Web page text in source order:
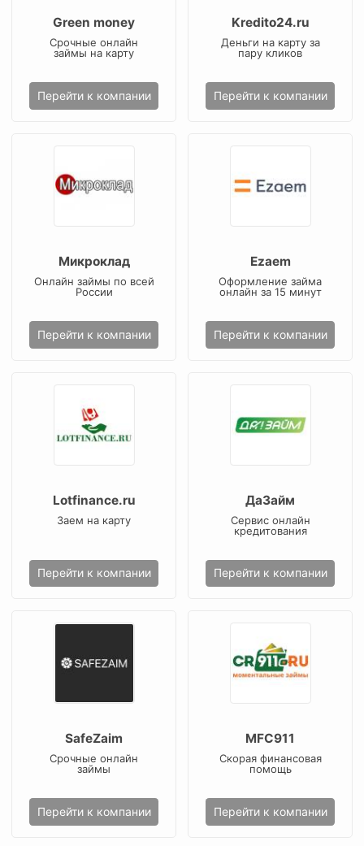
Green money
Срочные онлайн
займы на карту
Перейти к компании
Kredito24.ru
Деньги на карту за
пару кликов
Перейти к компании
Микроклад
Онлайн займы по всей
России
Перейти к компании
Ezaem
Оформление займа
онлайн за 15 минут
Перейти к компании
Lotfinance.ru
Заем на карту
Перейти к компании
ДаЗайм
Сервис онлайн
кредитования
Перейти к компании
SafeZaim
Срочные онлайн
займы
Перейти к компании
MFC911
Скорая финансовая
помощь
Перейти к компании